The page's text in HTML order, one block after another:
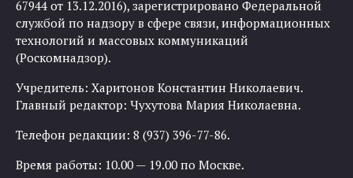
67944 от 13.12.2016), зарегистрировано Федеральной
службой по надзору в сфере связи, информационных
технологий и массовых коммуникаций
(Роскомнадзор).
Учредитель: Харитонов Константин Николаевич.
Главный редактор: Чухутова Мария Николаевна.
Телефон редакции: 8 (937) 396-77-86.
Время работы: 10.00 — 19.00 по Москве.